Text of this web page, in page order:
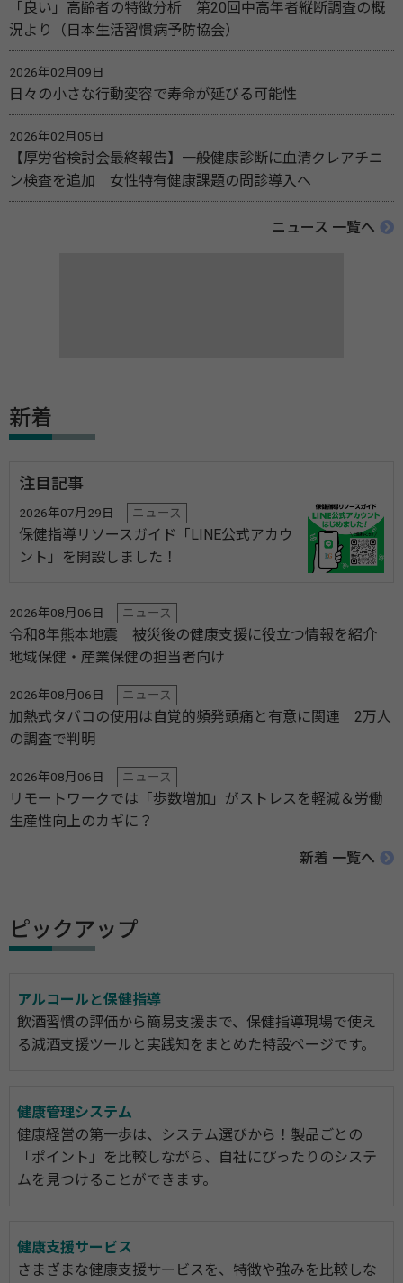
「良い」高齢者の特徴分析 第20回中高年者縦断調査の概
況より（日本生活習慣病予防協会）
2026年02月09日
日々の小さな行動変容で寿命が延びる可能性
2026年02月05日
【厚労省検討会最終報告】一般健康診断に血清クレアチニ
ン検査を追加 女性特有健康課題の問診導入へ
ニュース 一覧へ
新着
注目記事
2026年07月29日 ニュース
保健指導リソースガイド「LINE公式アカウ
ント」を開設しました！
2026年08月06日 ニュース
令和8年熊本地震 被災後の健康支援に役立つ情報を紹介
地域保健・産業保健の担当者向け
2026年08月06日 ニュース
加熱式タバコの使用は自覚的頻発頭痛と有意に関連 2万人
の調査で判明
2026年08月06日 ニュース
リモートワークでは「歩数増加」がストレスを軽減＆労働
生産性向上のカギに？
新着 一覧へ
ピックアップ
アルコールと保健指導
飲酒習慣の評価から簡易支援まで、保健指導現場で使え
る減酒支援ツールと実践知をまとめた特設ページです。
健康管理システム
健康経営の第一歩は、システム選びから！製品ごとの
「ポイント」を比較しながら、自社にぴったりのシステ
ムを見つけることができます。
健康支援サービス
さまざまな健康支援サービスを、特徴や強みを比較しな